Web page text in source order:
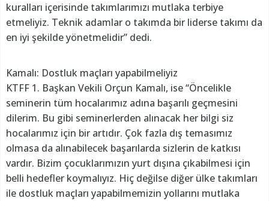
kuralları içerisinde takımlarımızı mutlaka terbiye
etmeliyiz. Teknik adamlar o takımda bir liderse takımı da
en iyi şekilde yönetmelidir” dedi.
Kamalı: Dostluk maçları yapabilmeliyiz
KTFF 1. Başkan Vekili Orçun Kamalı, ise “Öncelikle
seminerin tüm hocalarımız adına başarılı geçmesini
dilerim. Bu gibi seminerlerden alınacak her bilgi siz
hocalarımız için bir artıdır. Çok fazla dış temasımız
olmasa da alınabilecek başarılarda sizlerin de katkısı
vardır. Bizim çocuklarımızın yurt dışına çıkabilmesi için
belli hedefler koymalıyız. Hiç değilse diğer ülke takımları
ile dostluk maçları yapabilmemizin yollarını mutlaka